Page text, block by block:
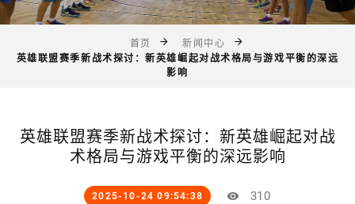
首页
新闻中心
英雄联盟赛季新战术探讨：新英雄崛起对战术格局与游戏平衡的深远
影响
英雄联盟赛季新战术探讨：新英雄崛起对战
术格局与游戏平衡的深远影响
2025-10-24 09:54:38 310